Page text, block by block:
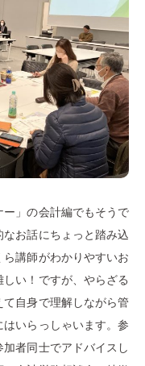
」の会計編でもそうで
お話にちょっと踏み込
講師がわかりやすいお
い！ですが、やらざる
自身で理解しながら管
いらっしゃいます。参
者同士でアドバイスし